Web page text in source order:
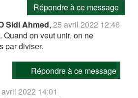
Répondre à ce message
Sidi Ahmed,25 avril 2022 12:46
Quand on veut unir, on ne
par diviser.
Répondre à ce message
2022 14:01